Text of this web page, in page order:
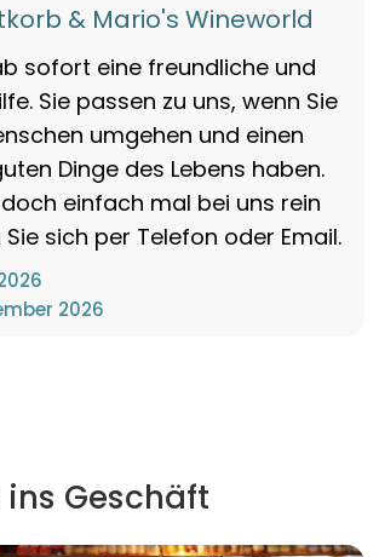
& Mario's Wineworld
sofort eine freundliche und
Sie passen zu uns, wenn Sie
umgehen und einen
Dinge des Lebens haben.
einfach mal bei uns rein
sich per Telefon oder Email.
2026
ins Geschäft